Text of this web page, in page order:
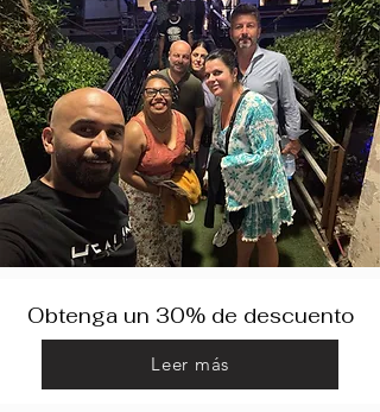
Obtenga un 30% de descuento
Leer más